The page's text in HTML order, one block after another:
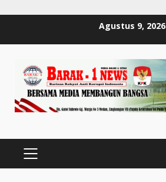
Agustus 9, 2026
PRIMARY
MENU